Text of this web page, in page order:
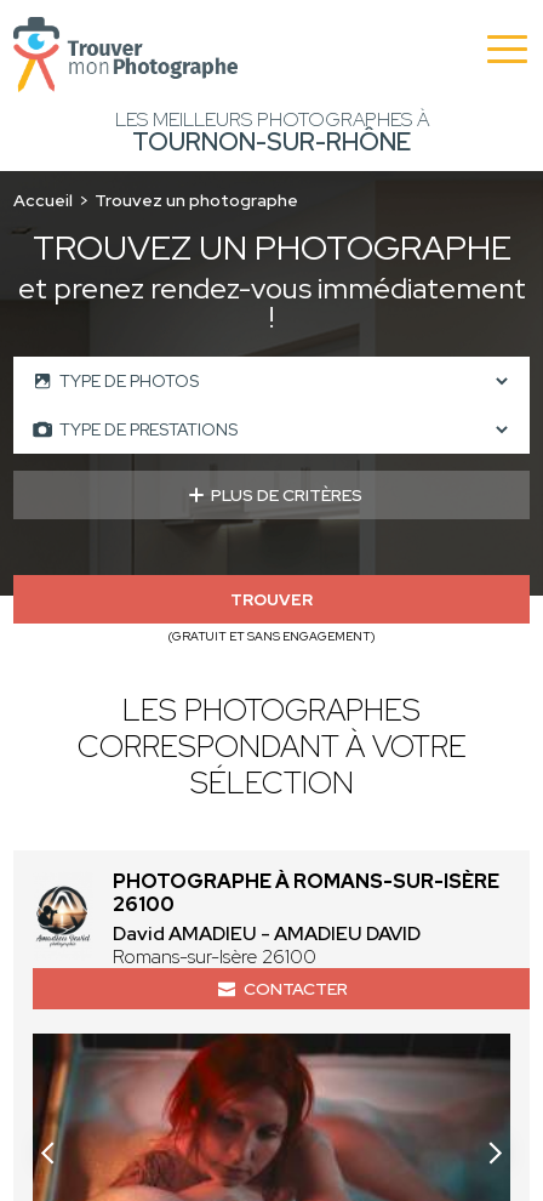
LES MEILLEURS PHOTOGRAPHES À
TOURNON-SUR-RHÔNE
Accueil Trouvez un photographe
TROUVEZ UN PHOTOGRAPHE
et prenez rendez-vous immédiatement
!
PLUS DE CRITÈRES
TROUVER
(GRATUIT ET SANS ENGAGEMENT)
LES PHOTOGRAPHES
CORRESPONDANT À VOTRE
SÉLECTION
PHOTOGRAPHE À ROMANS-SUR-ISÈRE
26100
David AMADIEU - AMADIEU DAVID
Romans-sur-Isère 26100
CONTACTER